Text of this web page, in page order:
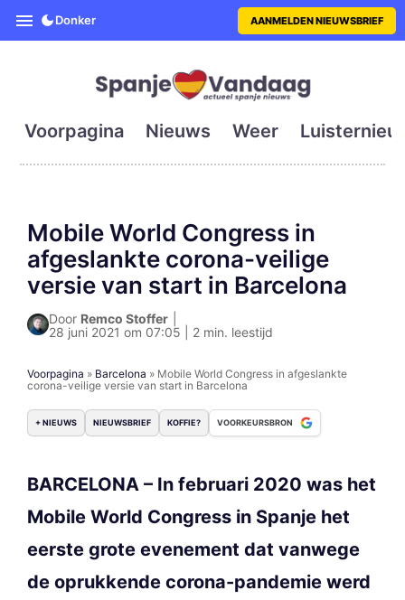
SpanjeVandaag is de eerste
Donker AANMELDEN NIEUWSBRIEF
Voorpagina Nieuws Weer
Mobile World Congress in
afgeslankte corona-veilige
versie van start in Barcelona
Door Remco Stoffer
28 juni 2021 om 07:05 | 2 min. leestijd
Voorpagina » Barcelona » Mobile World Congress in afgeslankte
corona-veilige versie van start in Barcelona
+ NIEUWS NIEUWSBRIEF KOFFIE? VOORKEURSBRON
BARCELONA – In februari 2020 was het
Mobile World Congress in Spanje het
eerste grote evenement dat vanwege
de oprukkende corona-pandemie werd